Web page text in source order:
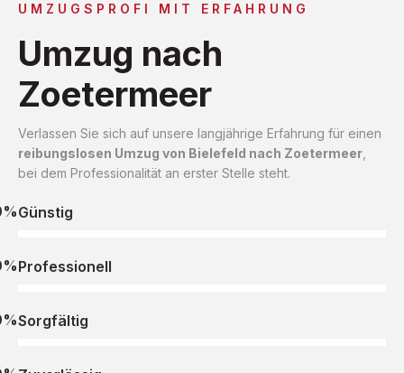
UMZUGSPROFI MIT ERFAHRUNG
Umzug nach
Zoetermeer
Verlassen Sie sich auf unsere langjährige Erfahrung für einen
reibungslosen Umzug von Bielefeld nach Zoetermeer
bei dem Professionalität an erster Stelle steht.
Günstig
Professionell
Sorgfältig